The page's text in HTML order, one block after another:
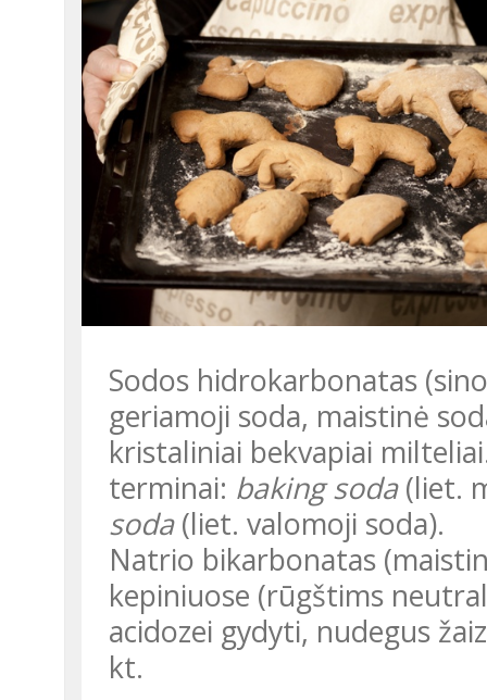
Sodos hidrokarbonatas (sinonimai – natrio bikarbonatas,
geriamoji soda, maistinė
kristaliniai bekvapiai
terminai: baking soda(liet.
soda(liet. valomoji soda).
Natrio bikarbonatas (maistinė soda) plačiai vartojama buityje,
kepiniuose (rūgštims
acidozei gydyti, nudegus
kt.